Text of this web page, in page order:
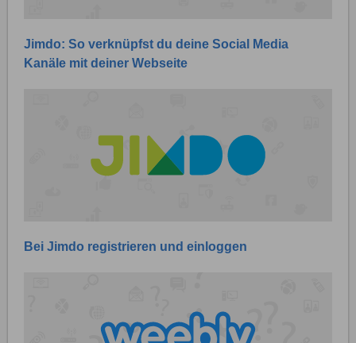
Jimdo: So verknüpfst du deine Social Media
Kanäle mit deiner Webseite
Bei Jimdo registrieren und einloggen